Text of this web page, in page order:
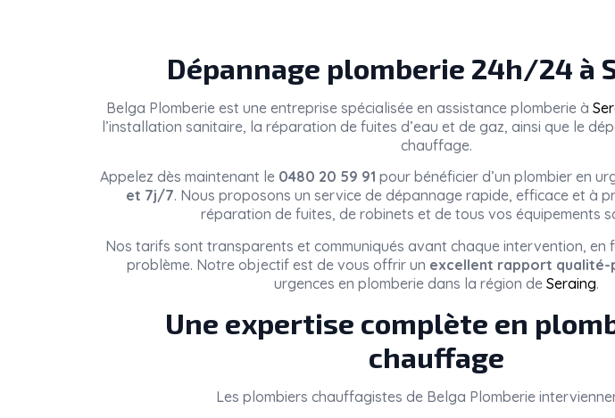
Dépannage plomberie 24h/24 à
Belga Plomberie est une entreprise spécialisée en assistance plomberie à
l’installation sanitaire, la réparation de fuites d’eau et de gaz, ainsi que le
chauffage.
Appelez dès maintenant le 0480 20 59 91 pour bénéficier d’un plombier en
et 7j/7. Nous proposons un service de dépannage rapide, efficace et à
réparation de fuites, de robinets et de tous vos équipements
Nos tarifs sont transparents et communiqués avant chaque intervention, en
problème. Notre objectif est de vous offrir un excellent rapport qualité-
urgences en plomberie dans la région de Seraing.
Une expertise complète en
chauffage
Les plombiers chauffagistes de Belga Plomberie